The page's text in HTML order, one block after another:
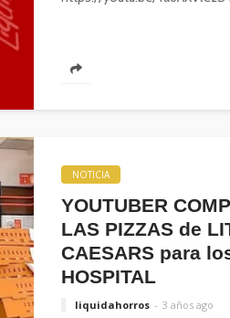
NOTICIA
YOUTUBER
LAS PIZZAS de
CAESARS para
HOSPITAL
liquidahorros 3 años ago